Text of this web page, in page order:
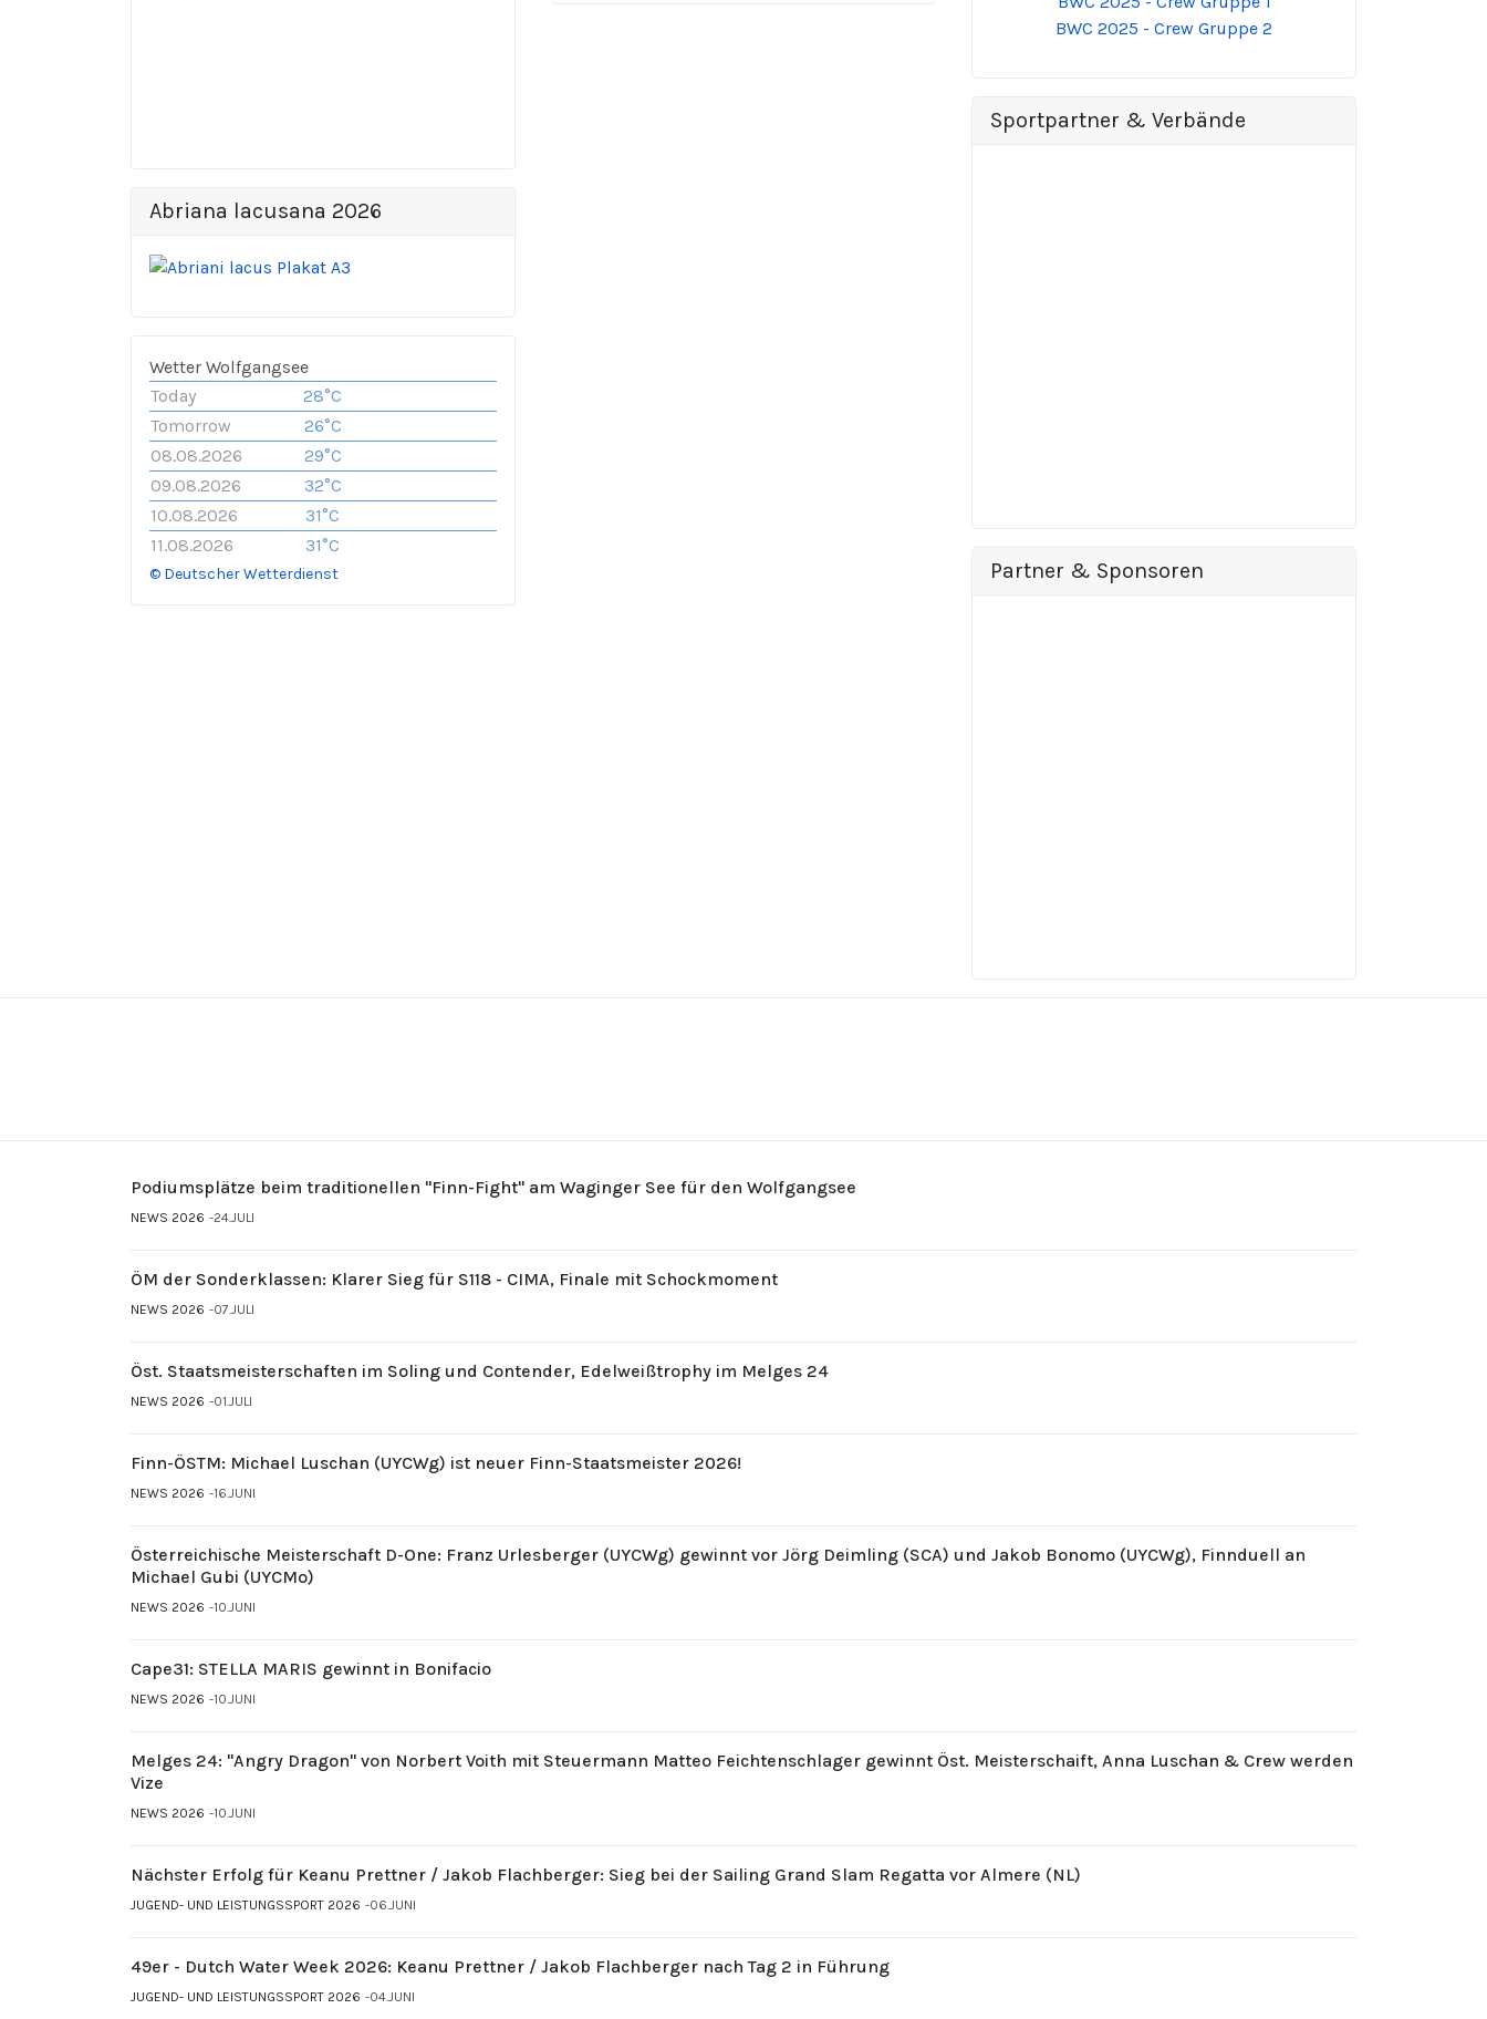
Abriana lacusana 2026
Wetter Wolfgangsee
Today
28°C
Tomorrow
26°C
08.08.2026
29°C
09.08.2026
32°C
10.08.2026
31°C
11.08.2026
31°C
© Deutscher Wetterdienst
BWC 2025 - Crew Gruppe 2
Sportpartner & Verbände
Partner & Sponsoren
Podiumsplätze beim traditionellen "Finn-Fight" am Waginger See für den Wolfgangsee
NEWS 2026 24.JULI
ÖM der Sonderklassen: Klarer Sieg für S118 - CIMA, Finale mit Schockmoment
NEWS 2026 07.JULI
Öst. Staatsmeisterschaften im Soling und Contender, Edelweißtrophy im Melges 24
NEWS 2026 01.JULI
Finn-ÖSTM: Michael Luschan (UYCWg) ist neuer Finn-Staatsmeister 2026!
NEWS 2026 16.JUNI
Österreichische Meisterschaft D-One: Franz Urlesberger (UYCWg) gewinnt vor Jörg Deimling (SCA) und Jakob Bonomo (UYCWg), Finnduell an
Michael Gubi (UYCMo)
NEWS 2026 10.JUNI
Cape31: STELLA MARIS gewinnt in Bonifacio
NEWS 2026 10.JUNI
Melges 24: "Angry Dragon" von Norbert Voith mit Steuermann Matteo Feichtenschlager gewinnt Öst. Meisterschaift, Anna Luschan & Crew werden
Vize
NEWS 2026 10.JUNI
Nächster Erfolg für Keanu Prettner / Jakob Flachberger: Sieg bei der Sailing Grand Slam Regatta vor Almere (NL)
JUGEND- UND LEISTUNGSSPORT 2026 06.JUNI
49er - Dutch Water Week 2026: Keanu Prettner / Jakob Flachberger nach Tag 2 in Führung
JUGEND- UND LEISTUNGSSPORT 2026 04.JUNI